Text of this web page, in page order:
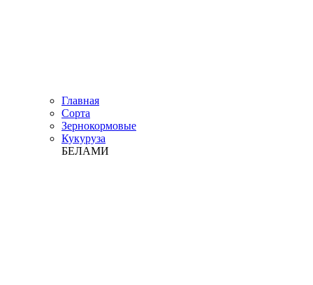
Главная
Сорта
Зернокормовые
Кукуруза
БЕЛАМИ